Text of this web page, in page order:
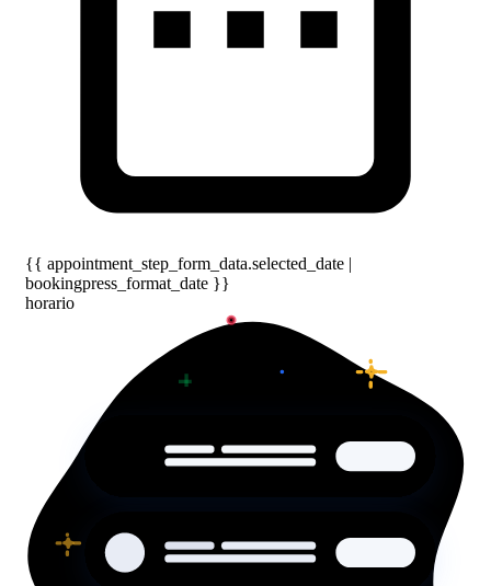
{{ appointment_step_form_data.selected_date |
bookingpress_format_date }}
horario